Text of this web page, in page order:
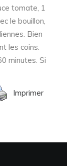
tomate, 1
le bouillon,
Bien
les coins.
minutes. Si
Imprimer